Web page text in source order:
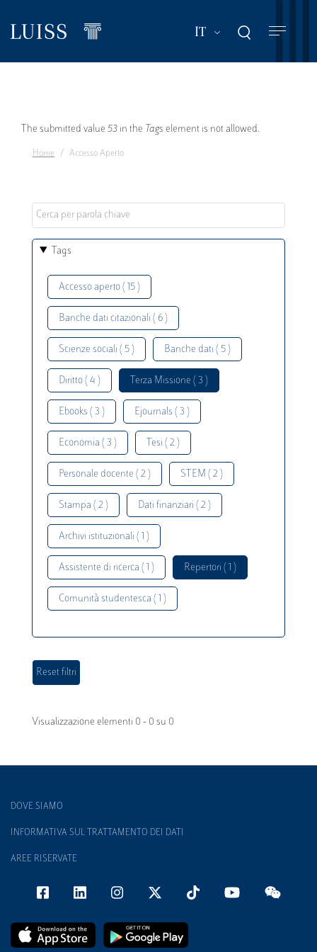
contenuto
IT Mostra ulteriori
Messaggio
di
The submitted value 53 in the Tags element is not allowed.
Home Accesso Aperto
Tags
Accesso aperto ( 15 )
Banche dati citazionali ( 6 )
Scienze sociali ( 5 ) Banche dati ( 5 )
Diritto ( 4 ) Terza Missione ( 3 )
Ebooks ( 3 ) Ejournals ( 3 )
Economia ( 3 ) Tesi ( 2 )
Personale docente ( 2 ) STEM ( 2 )
Stampa ( 2 ) Dati finanziari ( 2 )
Archivi istituzionali ( 1 )
Assistente di ricerca ( 1 ) Repertori ( 1 )
Comunità studentesca ( 1 )
Visualizzazione elementi 0 - 0 su 0
DOVE SIAMO
INFORMATIVA SUL TRATTAMENTO DEI DATI
AREE RISERVATE